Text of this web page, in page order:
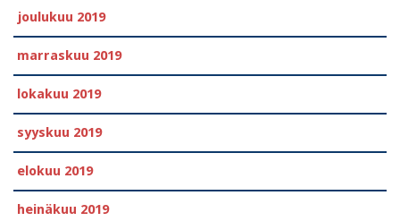
joulukuu 2019
marraskuu 2019
lokakuu 2019
syyskuu 2019
elokuu 2019
heinäkuu 2019